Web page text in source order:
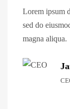
Lorem ipsum
sed do
magna aliqua.